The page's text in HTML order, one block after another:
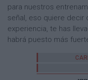
para nuestros
señal, eso quiere decir
experiencia, te has
habrá puesto más